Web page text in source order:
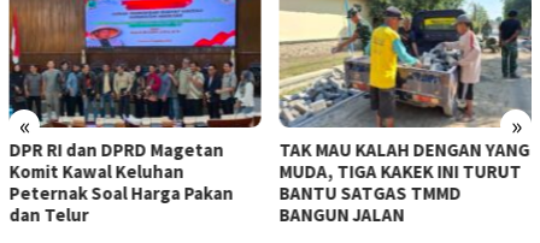
« »
DPR RI dan DPRD Magetan
Komit Kawal Keluhan
Peternak Soal Harga Pakan
dan Telur
TAK MAU KALAH DENGAN YANG
MUDA, TIGA KAKEK INI TURUT
BANTU SATGAS TMMD
BANGUN JALAN